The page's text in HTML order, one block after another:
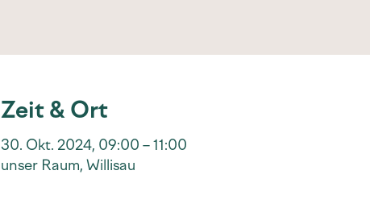
Zeit & Ort
30. Okt. 2024, 09:00 – 11:00
unser Raum, Willisau